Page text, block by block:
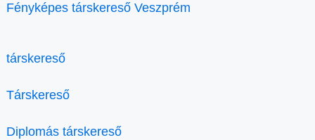
Fényképes társkereső Veszprém
társkereső
Társkereső
Diplomás társkereső